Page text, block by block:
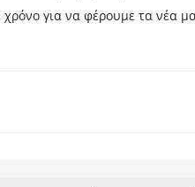
για να φέρουμε τα νέα